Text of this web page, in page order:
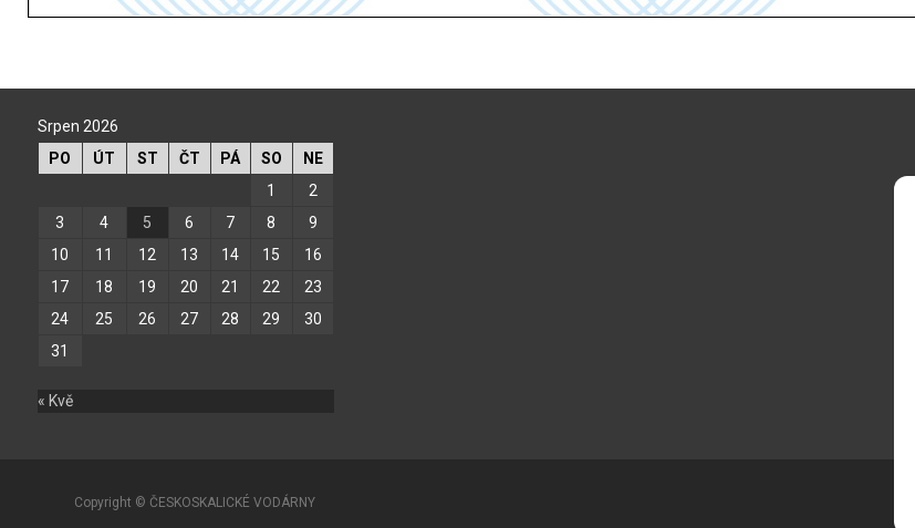
Srpen 2026
PO
ÚT ST ČT PÁ SO
NE
1
2
3
4 5 6 7 8
9
10
11 12 13 14 15
16
17
18 19 20 21 22
23
24
25 26 27 28 29
30
31
« Kvě
Copyright © ČESKOSKALICKÉ VODÁRNY